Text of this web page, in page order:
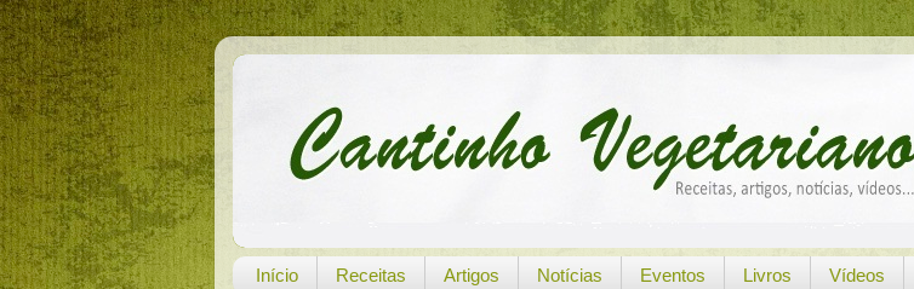
Início Receitas Artigos Notícias Eventos Livros Vídeos